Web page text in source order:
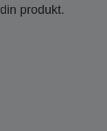
produkt.